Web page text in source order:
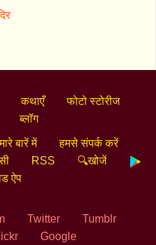
कथाएँ
फोटो स्टोरीज
ब्लॉग
बारें में
हमसे संपर्क करें
RSS
🔍खोजें
ऐप
Twitter
Tumblr
Google